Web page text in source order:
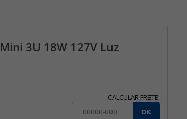
3U 18W 127V Luz
CALCULAR FRETE:
OK